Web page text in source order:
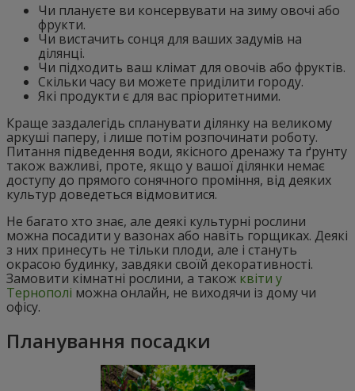
Чи плануєте ви консервувати на зиму овочі або
фрукти.
Чи вистачить сонця для ваших задумів на
ділянці.
Чи підходить ваш клімат для овочів або фруктів.
Скільки часу ви можете приділити городу.
Які продукти є для вас пріоритетними.
Краще заздалегідь спланувати ділянку на великому
аркуші паперу, і лише потім розпочинати роботу.
Питання підведення води, якісного дренажу та ґрунту
також важливі, проте, якщо у вашої ділянки немає
доступу до прямого сонячного проміння, від деяких
культур доведеться відмовитися.
Не багато хто знає, але деякі культурні рослини
можна посадити у вазонах або навіть горщиках. Деякі
з них принесуть не тільки плоди, але і стануть
окрасою будинку, завдяки своїй декоративності.
Замовити кімнатні рослини, а також квіти у
Тернополі можна онлайн, не виходячи із дому чи
офісу.
Планування посадки